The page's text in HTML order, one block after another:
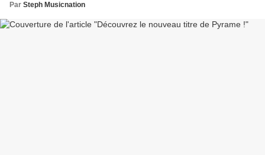
Par Steph Musicnation